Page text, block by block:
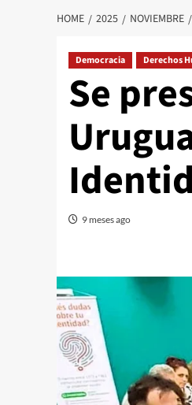
HOME 2025 NOVIEMBRE
Democracia Derechos
Se
9 meses ago